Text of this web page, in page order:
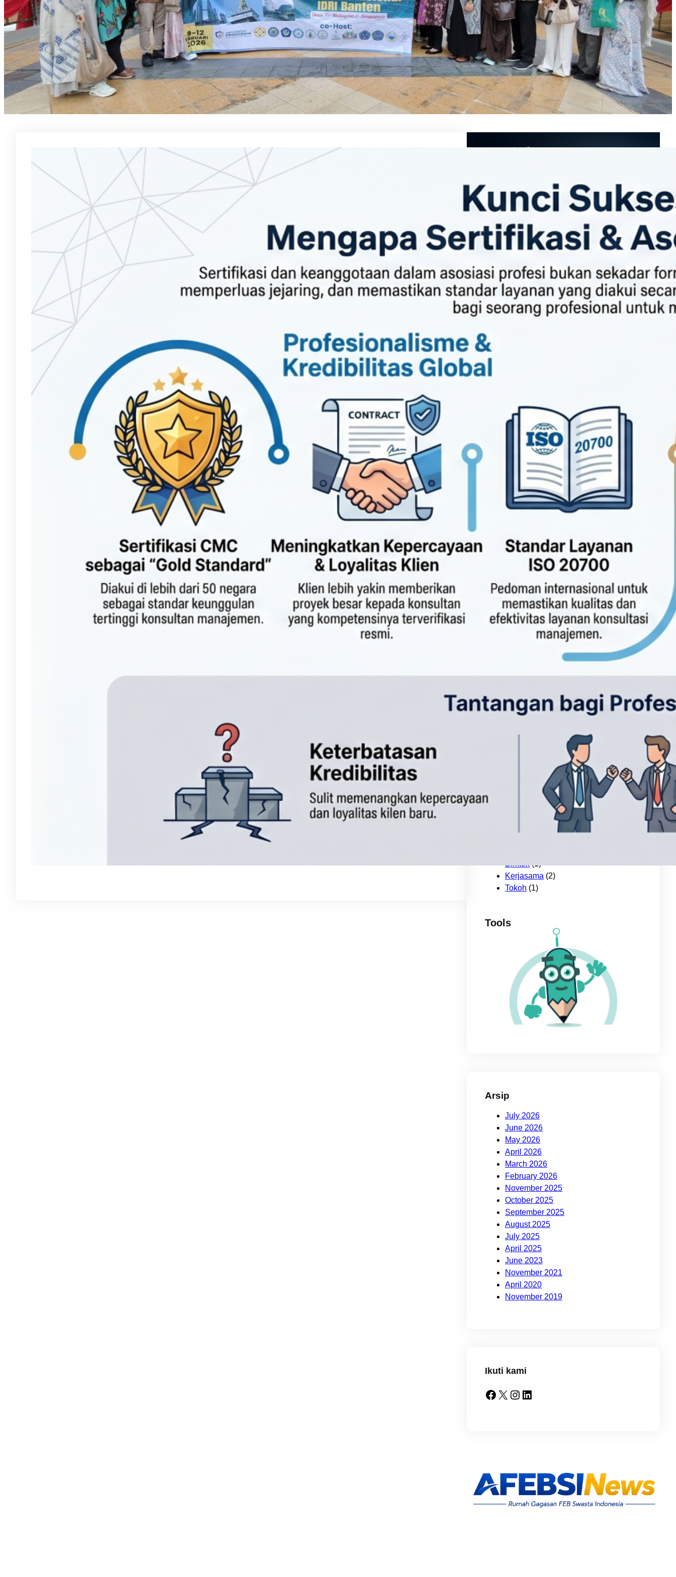
Inilah Alasan Mengapa Sertifikasi dan
Asosiasi Profesi Itu Penting
30/05/2026 Artikel
Artikel ini memotret secara umum mengapa setiap konsultan
manajemen, akademisi, maupun praktisi bisnis perlu
mempertimbangkan dengan serius langkah untuk memperoleh
sertifikasi dan bergabung dalam asosiasi profesi yang diakui.
Selengkapnya
Berita baru
Menyingkap Ironi Gaji
Dosen di Sidang
Mahkamah Konstitus
19/07/2026
IPSM Usulkan
Permensos Kolaborasi
Peran 33.191 PSM
07/07/2026
Kesejahteraan Dosen
Siapa?
20/06/2026
Gita Puspita, Pengurus
IDRI Banten Sukses
Terbitkan Buku dan
Torehkan Prestasi
Inilah Alasan Mengapa
Sertifikasi dan Asosiasi
Profesi Itu Penting
Bimtek(1)
Kerjasama (2)
Tokoh (1)
Tools
Arsip
July 2026
June 2026
May 2026
April 2026
March 2026
February 2026
November 2025
October 2025
September 2025
August 2025
July 2025
April 2025
June 2023
November 2021
April 2020
November 2019
Ikuti kami
Facebook X Instagram LinkedIn